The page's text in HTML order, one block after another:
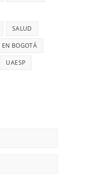
SALUD
BOGOTÁ
UAESP